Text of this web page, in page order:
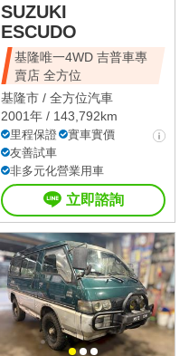
SUZUKI
ESCUDO
基隆唯一4WD 吉普車專
賣店 全方位
基隆市 / 全方位汽車
2001年 / 143,792km
里程保證
實車實價
友善試車
非多元化營業用車
立即諮詢